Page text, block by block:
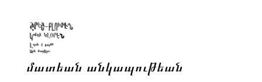
մատեան անկապութեան